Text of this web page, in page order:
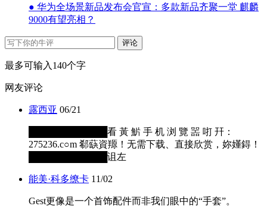
● 华为全场景新品发布会官宣：多款新品齐聚一堂 麒麟
9000有望亮相？
评论
最多可输入140个字
网友评论
露西亚 06/21
████████████看 黃 魸 手 机 浏 覽 噐 咑 幵：
275236.c○m 郗蒛資羱！无需下载、直接欣赏，妳嬞鍀！
████████████诅左
能美·科多缭卡 11/02
Gest更像是一个首饰配件而非我们眼中的“手套”。